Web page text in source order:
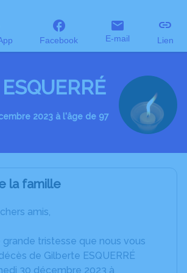
Facebook E-mail Lien
2023 à l'âge de 97
la famille
amis,
grande tristesse que nous vous
de Gilberte ESQUERRÉ
30 décembre 2023 à